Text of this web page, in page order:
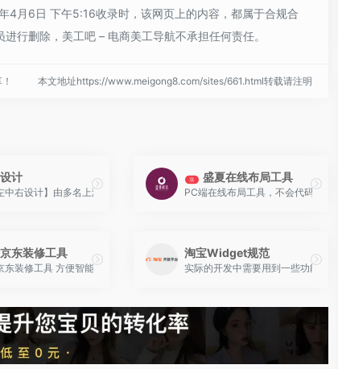
4月6日 下午5:16收录时，该网页上的内容，都属于合规合
行删除，美工吧 – 电商美工导航不承担任何责任。
本文地址https://www.meigong8.com/sites/661.html转载请注明
计
中右设计】由多名上海4A广告公司美术指导组创，成员均有8-10年广告设计经
顶 盛夏在线布局工具
PC端在线布局工具，不会代码也能
效应有尽有,强大、智能的编辑器,实现各种DIY。
东装修工具
东装修工具 方便智能的京东装修代码生成工具
淘宝Widget规范
实际的开发中需要用到一些功能比